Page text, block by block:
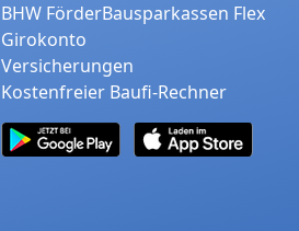
BHW FörderBausparkassen Flex
Girokonto
Versicherungen
Kostenfreier Baufi-Rechner